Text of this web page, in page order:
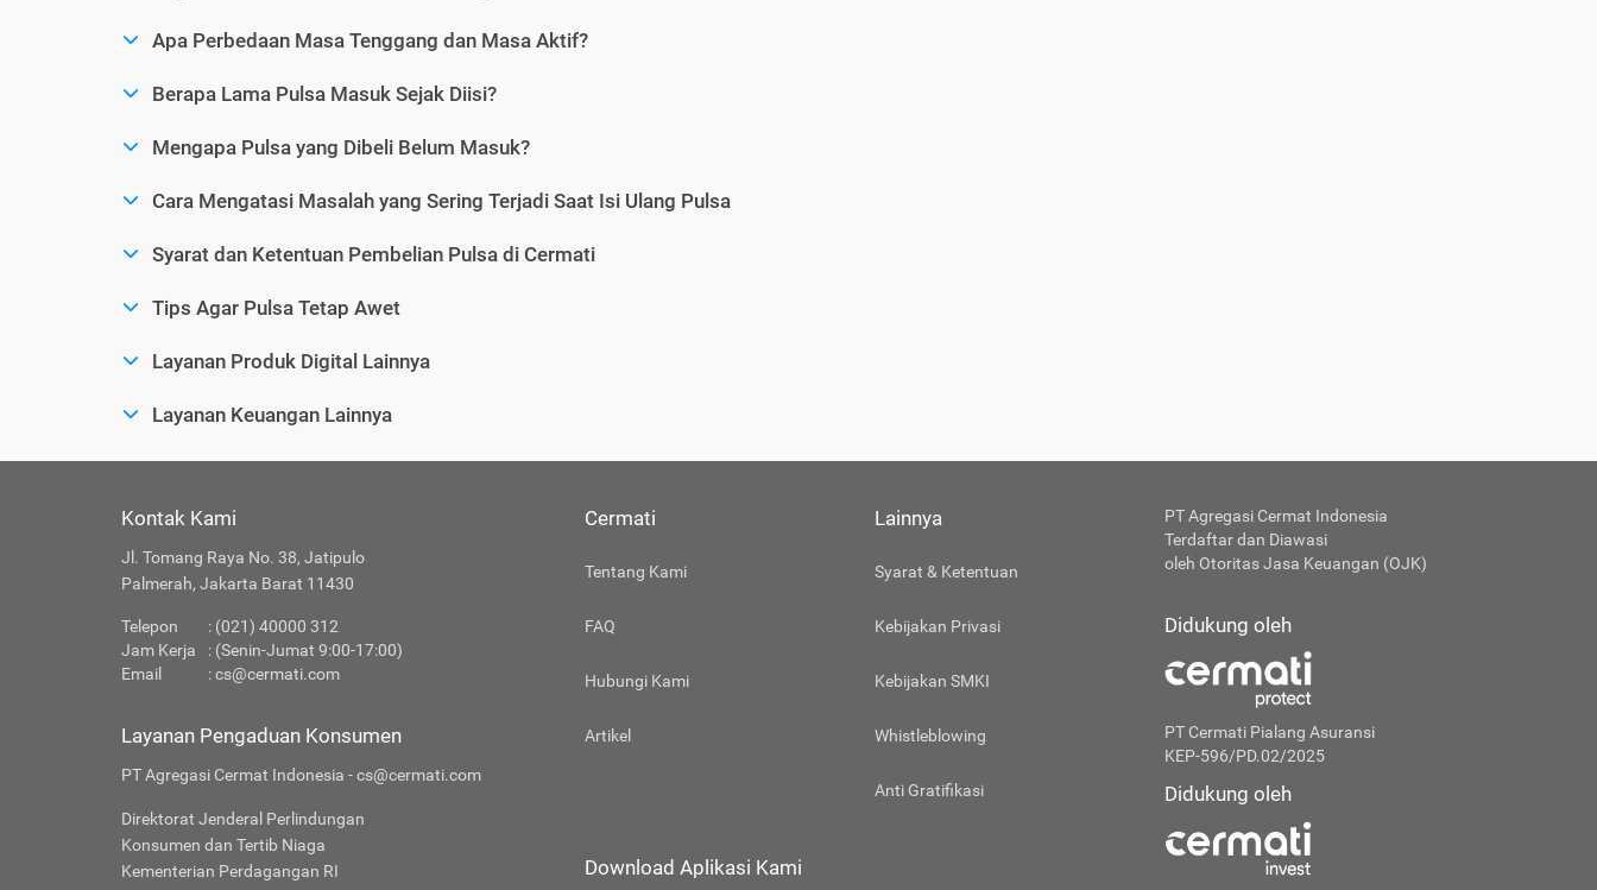
Apa Perbedaan Masa Tenggang dan Masa Aktif?
Berapa Lama Pulsa Masuk Sejak Diisi?
Mengapa Pulsa yang Dibeli Belum Masuk?
Cara Mengatasi Masalah yang Sering Terjadi Saat Isi Ulang Pulsa
Syarat dan Ketentuan Pembelian Pulsa di Cermati
Tips Agar Pulsa Tetap Awet
Layanan Produk Digital Lainnya
Layanan Keuangan Lainnya
Kontak Kami
Jl. Tomang Raya No. 38, Jatipulo
Palmerah, Jakarta Barat 11430
Telepon
: (021) 40000 312
Jam Kerja
: (Senin-Jumat 9:00-17:00)
Email
:cs@cermati.com
Layanan Pengaduan Konsumen
PT Agregasi Cermat Indonesia - cs@cermati.com
Direktorat Jenderal Perlindungan
Konsumen dan Tertib Niaga
Kementerian Perdagangan RI
Cermati
Tentang Kami
FAQ
Hubungi Kami
Artikel
Lainnya
Syarat & Ketentuan
Kebijakan Privasi
Kebijakan SMKI
Whistleblowing
Anti Gratifikasi
Download Aplikasi Kami
PT Agregasi Cermat Indonesia
Terdaftar dan Diawasi
oleh Otoritas Jasa Keuangan (OJK)
Didukung oleh
PT Cermati Pialang Asuransi
KEP-596/PD.02/2025
Didukung oleh